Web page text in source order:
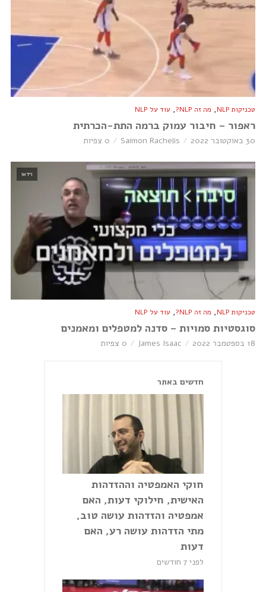
טכניקות NLP , מה זה NLP? , עוד על NLP
ראפור – חיבור עמוק ברמה התת-הכרתית
30 באוקטובר 2022 Saimon Rachelis 0 צפיות
וידאו
טכניקות NLP , מה זה NLP? , עוד על NLP
סוגסטיות סמויות – סדנה למטפלים ומאמנים
18 בספטמבר 2022 James Isaac 0 צפיות
חדשים באתר
חוקי האמפטיה וההזדהות
האישית, חילוקי דעות, האם
אמפטיה והזדהות עושה טוב,
מתי הזדהות עושה רע, האם
דעות
לפני 7 חודשים